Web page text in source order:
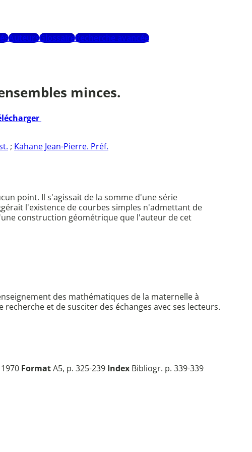
AuteursGlossaireRecherche avancée
minces.
; Kahane Jean-Pierre. Préf.
point. Il s'agissait de la somme d'une série
l'existence de courbes simples n'admettant de
construction géométrique que l'auteur de cet
des mathématiques de la maternelle à
et de susciter des échanges avec ses lecteurs.
FormatA5, p. 325-239 Index Bibliogr. p. 339-339